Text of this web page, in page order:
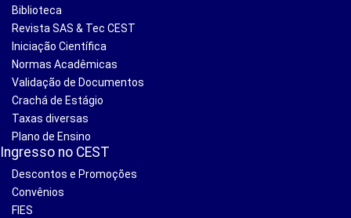
Biblioteca
Revista SAS & Tec CEST
Iniciação Científica
Normas Acadêmicas
Validação de Documentos
Crachá de Estágio
Taxas diversas
Plano de Ensino
Ingresso no CEST
Descontos e Promoções
Convênios
FIES